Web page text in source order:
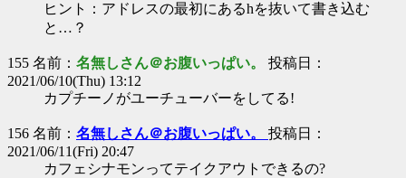
ヒント：アドレスの最初にあるhを抜いて書き込む
と…？
155 名前： 名無しさん＠お腹いっぱい。 投稿日：
2021/06/10(Thu) 13:12
カプチーノがユーチューバーをしてる!
156 名前： 名無しさん＠お腹いっぱい。 投稿日：
2021/06/11(Fri) 20:47
カフェシナモンってテイクアウトできるの?